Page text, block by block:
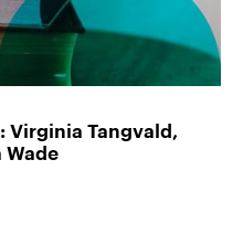
Virginia Tangvald,
Wade